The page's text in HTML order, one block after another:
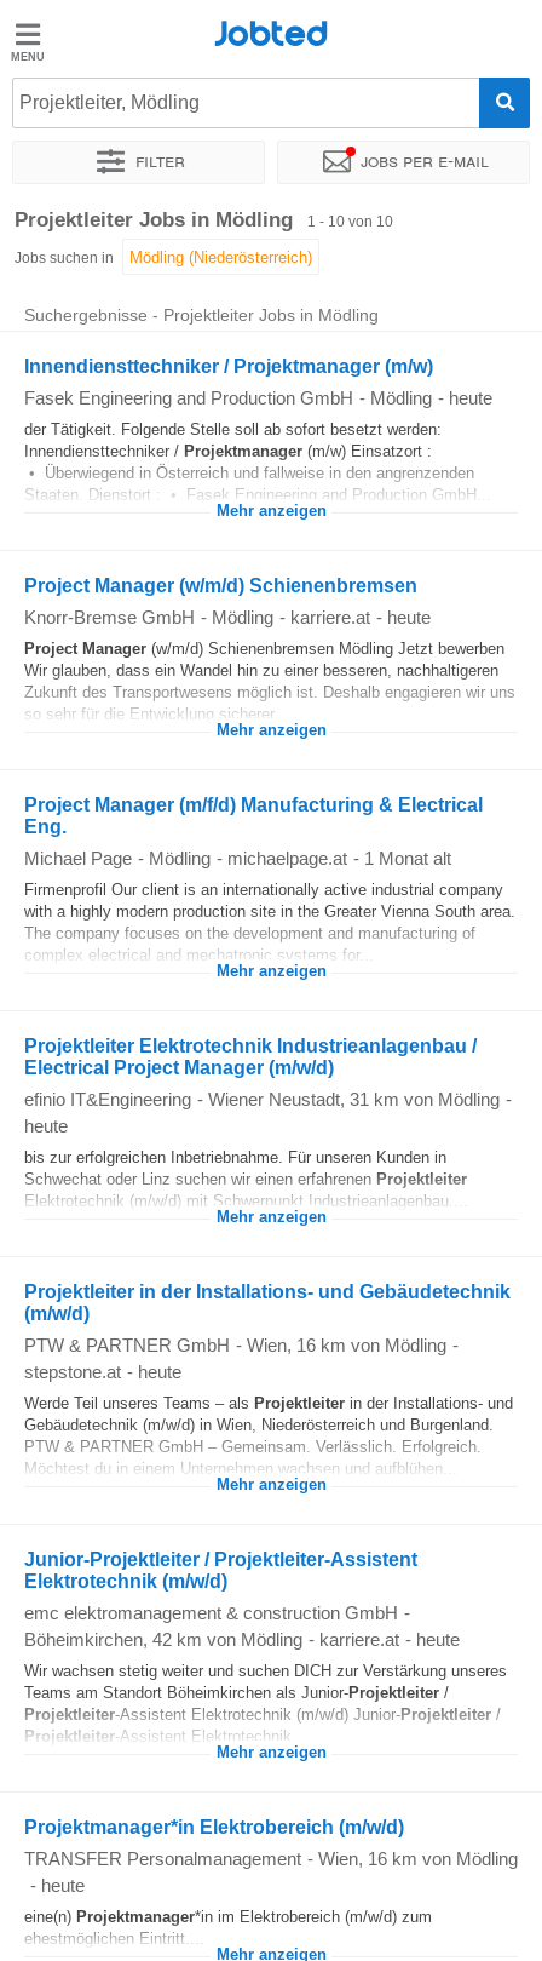
Jobted
Jobs
Jobted
Projektleiter, Mödling
Filter Jobs per e-mail
Sortieren nach Genauer Standort Unternehmen
Projektleiter Jobs in Mödling 1 - 10 von 10
Jobs suchen in
Suchergebnisse - Projektleiter Jobs in Mödling
Innendiensttechniker / Projektmanager (m/w)
Fasek Engineering and Production GmbH - Mödling - heute
der Tätigkeit. Folgende Stelle soll ab sofort besetzt werden:
Innendiensttechniker / Projektmanager (m/w) Einsatzort :
• Überwiegend in Österreich und fallweise in den angrenzenden
Staaten. Dienstort : • Fasek Engineering and Production GmbH...
Mehr anzeigen
Project Manager (w/m/d) Schienenbremsen
Knorr-Bremse GmbH - Mödling - karriere.at - heute
Project Manager (w/m/d) Schienenbremsen Mödling Jetzt bewerben
Wir glauben, dass ein Wandel hin zu einer besseren, nachhaltigeren
Zukunft des Transportwesens möglich ist. Deshalb engagieren wir uns
so sehr für die Entwicklung sicherer...
Mehr anzeigen
Project Manager (m/f/d) Manufacturing & Electrical
Eng.
Michael Page - Mödling - michaelpage.at - 1 Monat alt
Firmenprofil Our client is an internationally active industrial company
with a highly modern production site in the Greater Vienna South area.
The company focuses on the development and manufacturing of
complex electrical and mechatronic systems for...
Mehr anzeigen
Projektleiter Elektrotechnik Industrieanlagenbau /
Electrical Project Manager (m/w/d)
efinio IT&Engineering - Wiener Neustadt, 31 km von Mödling -
heute
bis zur erfolgreichen Inbetriebnahme. Für unseren Kunden in
Schwechat oder Linz suchen wir einen erfahrenen Projektleiter
Elektrotechnik (m/w/d) mit Schwerpunkt Industrieanlagenbau....
Mehr anzeigen
Projektleiter in der Installations- und Gebäudetechnik
(m/w/d)
PTW & PARTNER GmbH - Wien, 16 km von Mödling -
stepstone.at - heute
Werde Teil unseres Teams – als Projektleiter in der Installations- und
Gebäudetechnik (m/w/d) in Wien, Niederösterreich und Burgenland.
PTW & PARTNER GmbH – Gemeinsam. Verlässlich. Erfolgreich.
Möchtest du in einem Unternehmen wachsen und aufblühen...
Mehr anzeigen
Junior-Projektleiter / Projektleiter-Assistent
Elektrotechnik (m/w/d)
emc elektromanagement & construction GmbH -
Böheimkirchen, 42 km von Mödling - karriere.at - heute
Wir wachsen stetig weiter und suchen DICH zur Verstärkung unseres
Teams am Standort Böheimkirchen als Junior-Projektleiter /
Projektleiter-Assistent Elektrotechnik (m/w/d) Junior-Projektleiter /
Projektleiter-Assistent Elektrotechnik...
Mehr anzeigen
Projektmanager*in Elektrobereich (m/w/d)
TRANSFER Personalmanagement - Wien, 16 km von Mödling
- heute
eine(n) Projektmanager*in im Elektrobereich (m/w/d) zum
ehestmöglichen Eintritt....
Mehr anzeigen